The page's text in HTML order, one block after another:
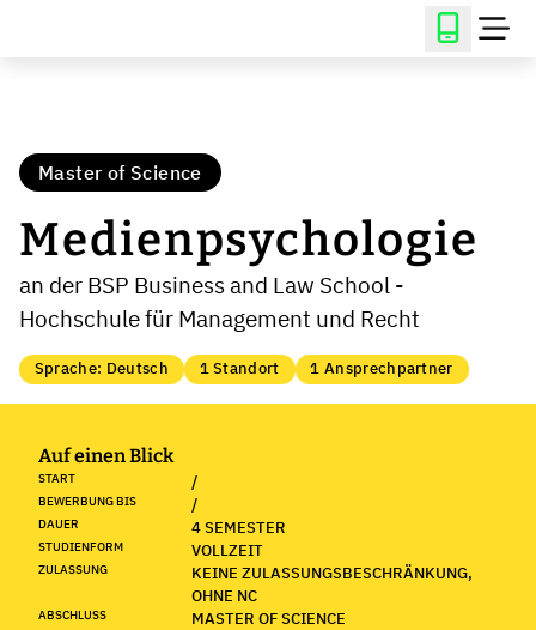
Master of Science
Medienpsychologie
an der BSP Business and Law School -
Hochschule für Management und Recht
Sprache: Deutsch 1 Standort 1 Ansprechpartner
Auf einen Blick
START /
BEWERBUNG BIS /
DAUER 4 SEMESTER
STUDIENFORM VOLLZEIT
ZULASSUNG
KEINE ZULASSUNGSBESCHRÄNKUNG,
OHNE NC
ABSCHLUSS MASTER OF SCIENCE